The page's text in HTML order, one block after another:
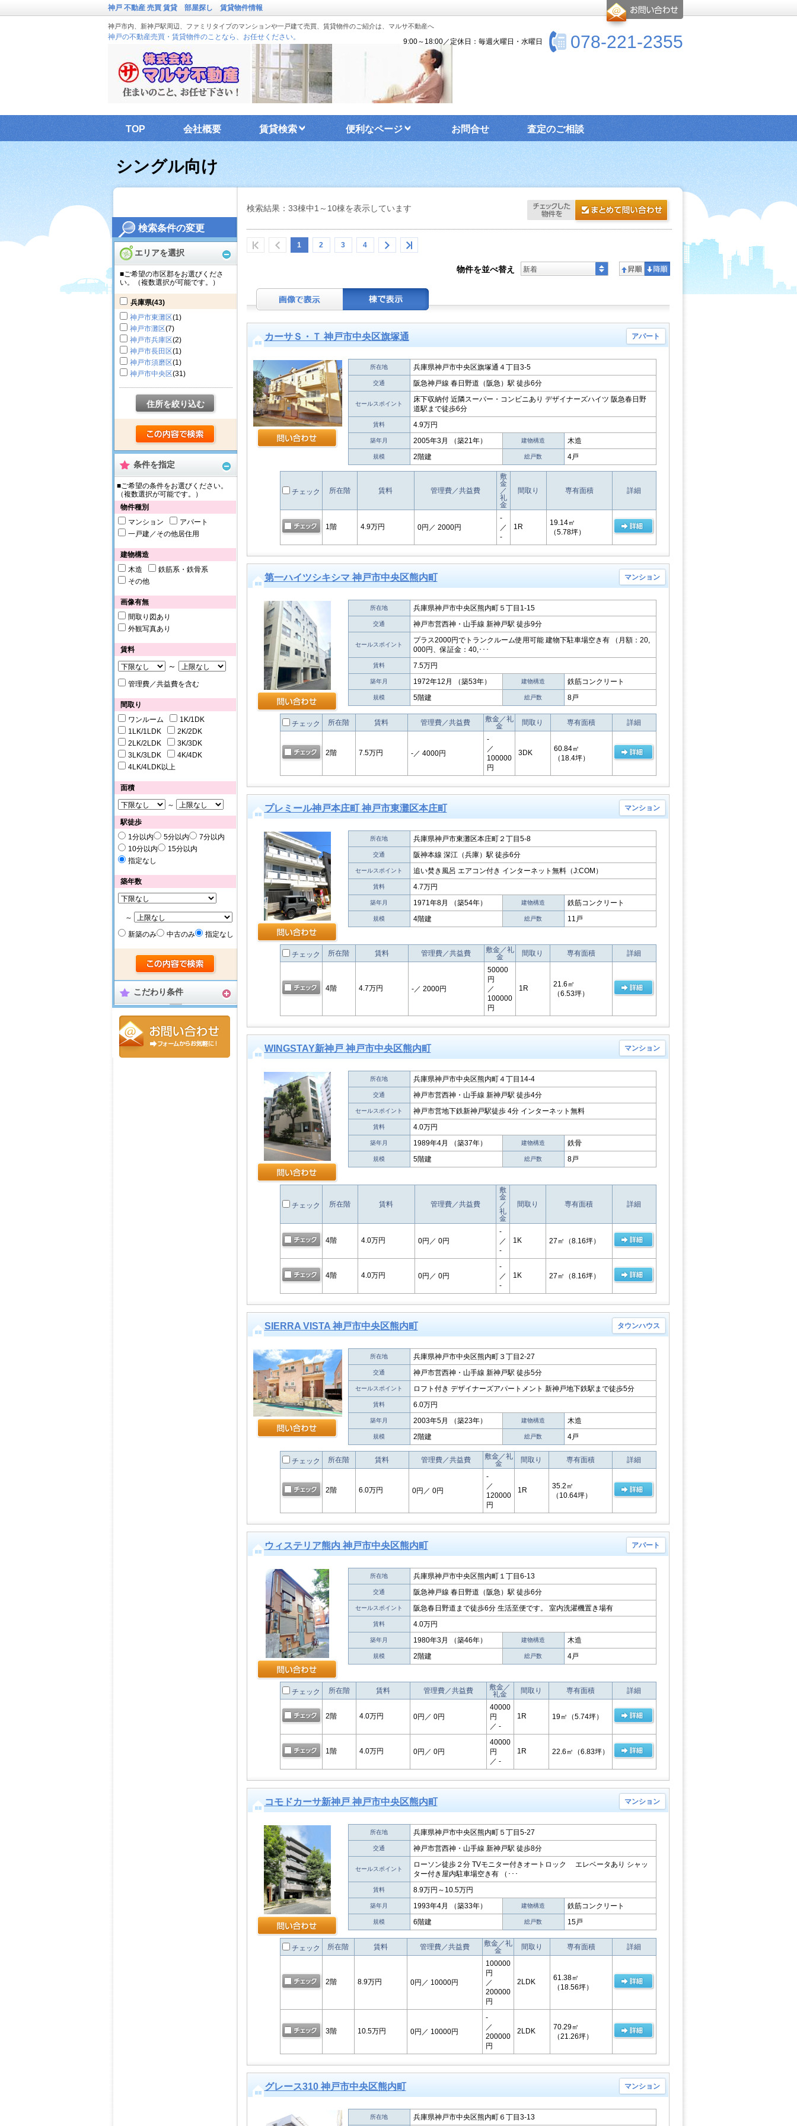
検索条件の変更
エリアを選択
■ご希望の市区郡をお選びくださ
い。（複数選択が可能です。）
兵庫県(43)
神戸市東灘区(1)
神戸市灘区(7)
神戸市兵庫区(2)
神戸市長田区(1)
神戸市須磨区(1)
神戸市中央区(31)
住所を絞り込む
条件を指定
■ご希望の条件をお選びください。
（複数選択が可能です。）
物件種別
マンション
アパート
一戸建／その他居住用
建物構造
木造
鉄筋系・鉄骨系
その他
画像有無
間取り図あり
外観写真あり
賃料
～
管理費／共益費を含む
間取り
ワンルーム
1K/1DK
1LK/1LDK
2K/2DK
2LK/2LDK
3K/3DK
3LK/3LDK
4K/4DK
4LK/4LDK以上
面積
～
駅徒歩
1分以内
5分以内
7分以内
10分以内
15分以内
指定なし
築年数
～
新築のみ
中古のみ 指定なし
こだわり条件
神戸 不動産 売買 賃貸 部屋探し 賃貸物件情報
神戸市内、新神戸駅周辺、ファミリタイプのマンションや一戸建て売買、賃貸物件のご紹介は、マルサ不動産へ
神戸の不動産売買・賃貸物件のことなら、お任せください。 078-221-2355
9:00～18:00／定休日：毎週火曜日・水曜日
TOP 会社概要 賃貸検索 便利なページ お問合せ 査定のご相談
解約のご連絡フォーム
シングル向け
検索結果：33棟中1～10棟を表示しています
1 2 3 4
物件を並べ替え 新着
カーサＳ・Ｔ 神戸市中央区旗塚通 アパート
所在地 兵庫県神戸市中央区旗塚通４丁目3-5
交通 阪急神戸線 春日野道（阪急）駅 徒歩6分
セールスポイント
床下収納付 近隣スーパー・コンビニあり デザイナーズハイツ 阪急春日野
道駅まで徒歩6分
賃料 4.9万円
築年月 2005年3月 （築21年） 建物構造 木造
規模 2階建 総戸数 4戸
チェック 所在階 賃料 管理費／共益費
敷
金
／
礼
金
間取り 専有面積 詳細
1階 4.9万円 0円 ／ 2000円
-
／
-
1R
19.14㎡
（5.78坪）
第一ハイツシキシマ 神戸市中央区熊内町 マンション
所在地 兵庫県神戸市中央区熊内町５丁目1-15
交通 神戸市営西神・山手線 新神戸駅 徒歩9分
セールスポイント
プラス2000円でトランクルーム使用可能 建物下駐車場空き有 （月額：20,
000円、保証金：40,･･･
賃料 7.5万円
築年月 1972年12月 （築53年） 建物構造 鉄筋コンクリート
規模 5階建 総戸数 8戸
チェック 所在階 賃料 管理費／共益費
敷金／礼
金
間取り 専有面積 詳細
2階 7.5万円 -／ 4000円
-
／
100000
円
3DK
60.84㎡
（18.4坪）
プレミール神戸本庄町 神戸市東灘区本庄町 マンション
所在地 兵庫県神戸市東灘区本庄町２丁目5-8
交通 阪神本線 深江（兵庫）駅 徒歩6分
セールスポイント 追い焚き風呂 エアコン付き インターネット無料（J:COM）
賃料 4.7万円
築年月 1971年8月 （築54年） 建物構造 鉄筋コンクリート
規模 4階建 総戸数 11戸
チェック 所在階 賃料 管理費／共益費
敷金／礼
金
間取り 専有面積 詳細
4階 4.7万円 -／ 2000円
50000
円
／
100000
円
1R
21.6㎡
（6.53坪）
WINGSTAY新神戸 神戸市中央区熊内町 マンション
所在地 兵庫県神戸市中央区熊内町４丁目14-4
交通 神戸市営西神・山手線 新神戸駅 徒歩4分
セールスポイント 神戸市営地下鉄新神戸駅徒歩 4分 インターネット無料
賃料 4.0万円
築年月 1989年4月 （築37年） 建物構造 鉄骨
規模 5階建 総戸数 8戸
チェック 所在階 賃料 管理費／共益費
敷
金
／
礼
金
間取り 専有面積 詳細
4階 4.0万円 0円 ／ 0円
-
／
-
1K 27㎡ （8.16坪）
4階 4.0万円 0円 ／ 0円
-
／
-
1K 27㎡ （8.16坪）
SIERRA VISTA 神戸市中央区熊内町 タウンハウス
所在地 兵庫県神戸市中央区熊内町３丁目2-27
交通 神戸市営西神・山手線 新神戸駅 徒歩5分
セールスポイント ロフト付き デザイナーズアパートメント 新神戸地下鉄駅まで徒歩5分
賃料 6.0万円
築年月 2003年5月 （築23年） 建物構造 木造
規模 2階建 総戸数 4戸
チェック 所在階 賃料 管理費／共益費
敷金／礼
金
間取り 専有面積 詳細
2階 6.0万円 0円 ／ 0円
-
／
120000
円
1R
35.2㎡
（10.64坪）
ウィステリア熊内 神戸市中央区熊内町 アパート
所在地 兵庫県神戸市中央区熊内町１丁目6-13
交通 阪急神戸線 春日野道（阪急）駅 徒歩6分
セールスポイント 阪急春日野道まで徒歩6分 生活至便です。 室内洗濯機置き場有
賃料 4.0万円
築年月 1980年3月 （築46年） 建物構造 木造
規模 2階建 総戸数 4戸
チェック 所在階 賃料 管理費／共益費
敷金／
礼金
間取り 専有面積 詳細
2階 4.0万円 0円 ／ 0円
40000
円
／ -
1R 19㎡ （5.74坪）
1階 4.0万円 0円 ／ 0円
40000
円
／ -
1R 22.6㎡ （6.83坪）
コモドカーサ新神戸 神戸市中央区熊内町 マンション
所在地 兵庫県神戸市中央区熊内町５丁目5-27
交通 神戸市営西神・山手線 新神戸駅 徒歩8分
セールスポイント
ローソン徒歩２分 TVモニター付きオートロック エレベータあり シャッ
ター付き屋内駐車場空き有 （･･･
賃料 8.9万円～10.5万円
築年月 1993年4月 （築33年） 建物構造 鉄筋コンクリート
規模 6階建 総戸数 15戸
チェック 所在階 賃料 管理費／共益費
敷金／礼
金
間取り 専有面積 詳細
2階 8.9万円 0円 ／ 10000円
100000
円
／
200000
円
2LDK
61.38㎡
（18.56坪）
3階 10.5万円 0円 ／ 10000円
-
／
200000
円
2LDK
70.29㎡
（21.26坪）
グレース310 神戸市中央区熊内町 マンション
所在地 兵庫県神戸市中央区熊内町６丁目3-13